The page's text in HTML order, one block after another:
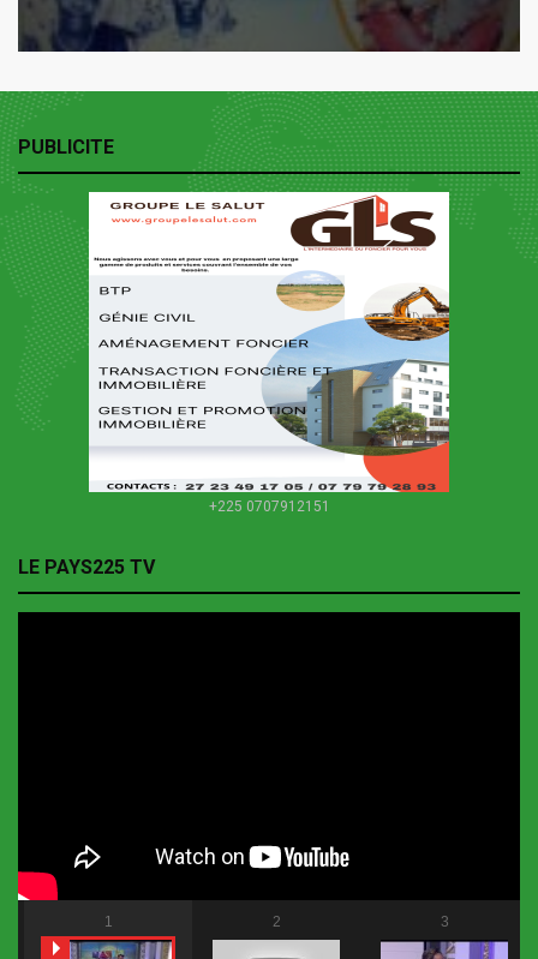
PUBLICITE
+225 0707912151
LE PAYS225 TV
1 2 3